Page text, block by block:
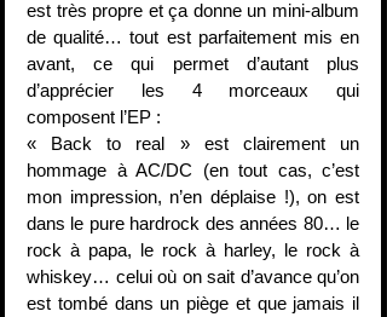
est très propre et ça donne un mini-album
de qualité… tout est parfaitement mis en
avant, ce qui permet d’autant plus
d’apprécier les 4 morceaux qui
composent l’EP :
« Back to real » est clairement un
hommage à AC/DC (en tout cas, c’est
mon impression, n’en déplaise !), on est
dans le pure hardrock des années 80… le
rock à papa, le rock à harley, le rock à
whiskey… celui où on sait d’avance qu’on
est tombé dans un piège et que jamais il